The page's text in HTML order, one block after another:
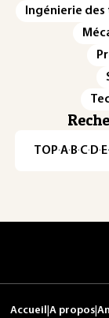
Ingénierie
TOP·A·B·C·D·E·
Accueil A propos